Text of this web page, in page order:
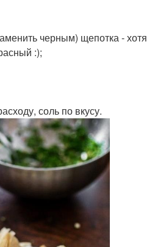
черным) щепотка - хотя
:);
соль по вкусу.